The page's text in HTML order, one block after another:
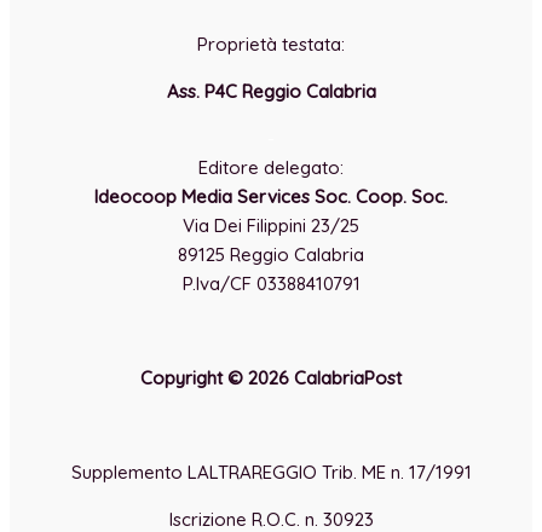
Proprietà testata:
Ass. P4C Reggio Calabria
Editore delegato:
Ideocoop Media Services Soc. Coop. Soc.
Via Dei Filippini 23/25
89125 Reggio Calabria
P.Iva/CF 03388410791
Copyright © 2026 CalabriaPost
Supplemento LALTRAREGGIO Trib. ME n. 17/1991
Iscrizione R.O.C. n. 30923